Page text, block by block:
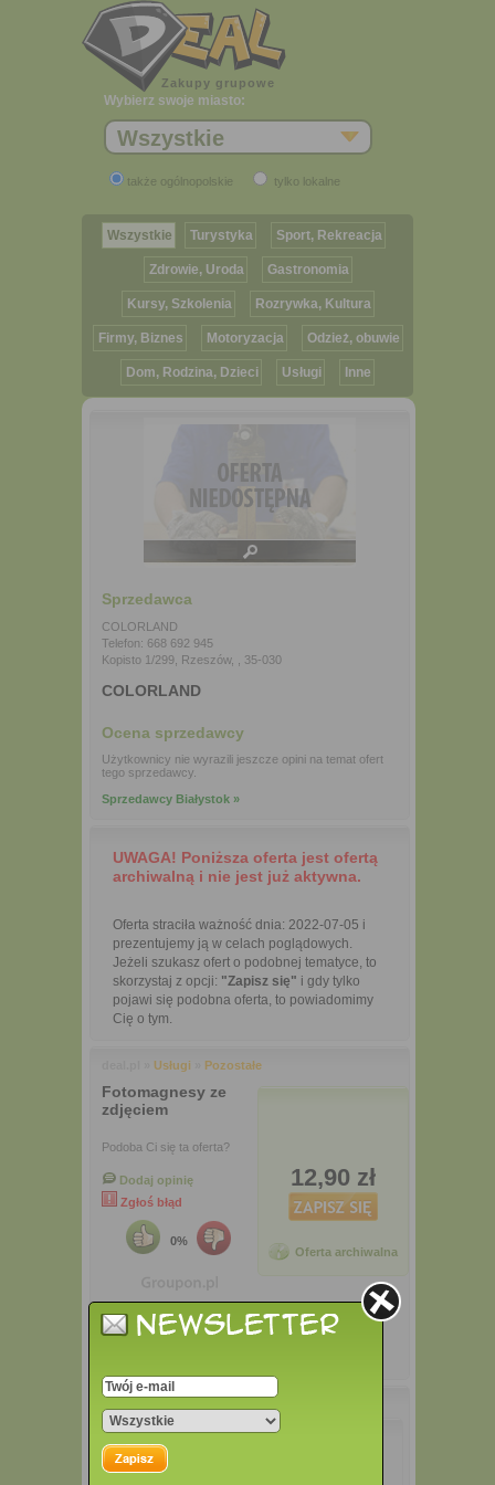
Zakupy grupowe
Wybierz swoje miasto:
Wszystkie
także ogólnopolskie tylko lokalne
Wszystkie Turystyka Sport, Rekreacja
Zdrowie, Uroda Gastronomia
Kursy, Szkolenia Rozrywka, Kultura
Firmy, Biznes Motoryzacja Odzież, obuwie
Dom, Rodzina, Dzieci Usługi Inne
Sprzedawca
COLORLAND
Telefon: 668 692 945
Kopisto 1/299, Rzeszów, , 35-030
COLORLAND
Ocena sprzedawcy
Użytkownicy nie wyrazili jeszcze opini na temat ofert
tego sprzedawcy.
Sprzedawcy Białystok »
UWAGA! Poniższa oferta jest ofertą
archiwalną i nie jest już aktywna.
Oferta straciła ważność dnia: 2022-07-05 i
prezentujemy ją w celach poglądowych.
Jeżeli szukasz ofert o podobnej tematyce, to
skorzystaj z opcji: "Zapisz się" i gdy tylko
pojawi się podobna oferta, to powiadomimy
Cię o tym.
Usługi Pozostałe
Fotomagnesy ze
zdjęciem
Podoba Ci się ta oferta?
Dodaj opinię
Zgłoś błąd
0%
12,90 zł
Oferta archiwalna
Opis
Informacje o produkcie:
fotomagnesy na lodówkę,